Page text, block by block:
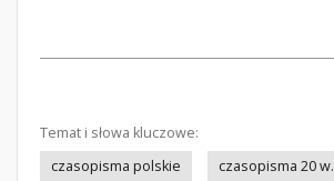
Temat i słowa kluczowe:
czasopisma polskie
czasopisma 20 w.